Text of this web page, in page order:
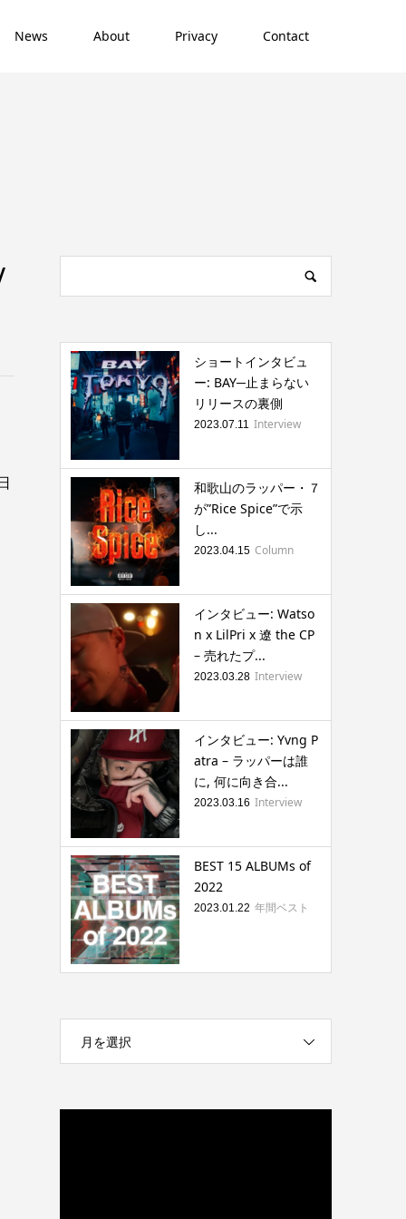
News About Privacy Contact
ショートインタビュ
ー: BAY─止まらない
リリースの裏側
2023.07.11 Interview
和歌山のラッパー・７
が”Rice Spice”で示
し...
2023.04.15 Column
インタビュー: Watso
n x LilPri x 遼 the CP
– 売れたプ...
2023.03.28 Interview
インタビュー: Yvng P
atra – ラッパーは誰
に, 何に向き合...
2023.03.16 Interview
BEST 15 ALBUMs of
2022
2023.01.22 年間ベスト
月を選択